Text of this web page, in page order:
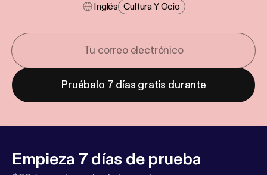
Inglés Cultura Y Ocio
Pruébalo 7 días gratis durante
Empieza 7 días de prueba